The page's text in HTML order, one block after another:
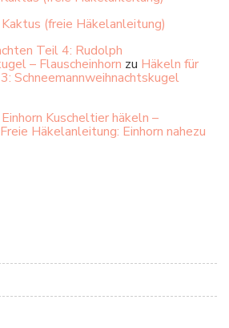
Kaktus (freie Häkelanleitung)
Teil 4: Rudolph
– Flauscheinhorn zu Häkeln für
Schneemannweihnachtskugel
Kuscheltier häkeln –
Freie Häkelanleitung: Einhorn nahezu